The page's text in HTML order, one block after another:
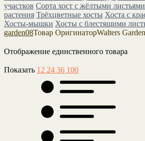
участков Сорта хост с жёлтыми листьями
растения Трёхцветные хосты Хоста с
Хосты-мышки Хосты с блестящими
garden08Товар ОригинаторWalters
Отображение единственного товара
Показать 12 24 36 100